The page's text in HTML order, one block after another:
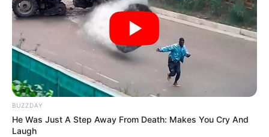
BUZZDAY
He Was Just A Step Away From Death: Makes You Cry And
Laugh